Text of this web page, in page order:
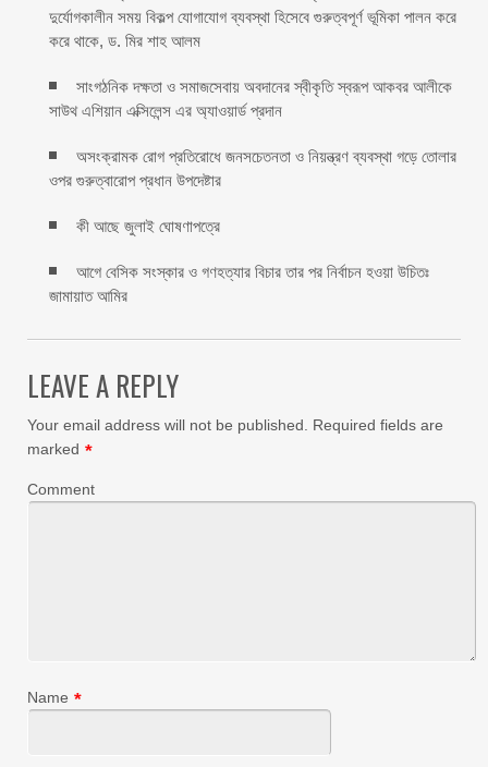
দুর্যোগকালীন সময় বিকল্প যোগাযোগ ব্যবস্থা হিসেবে গুরুত্বপূর্ণ ভূমিকা পালন করে
করে থাকে, ড. মির শাহ আলম
সাংগঠনিক দক্ষতা ও সমাজসেবায় অবদানের স্বীকৃতি স্বরূপ আকবর আলীকে
সাউথ এশিয়ান এক্সিলেন্স এর অ্যাওয়ার্ড প্রদান
অসংক্রামক রোগ প্রতিরোধে জনসচেতনতা ও নিয়ন্ত্রণ ব্যবস্থা গড়ে তোলার
ওপর গুরুত্বারোপ প্রধান উপদেষ্টার
কী আছে জুলাই ঘোষণাপত্রে
আগে বেসিক সংস্কার ও গণহত্যার বিচার তার পর নির্বাচন হওয়া উচিতঃ
জামায়াত আমির
LEAVE A REPLY
Your email address will not be published.
Required fields are
marked *
Comment
Name *